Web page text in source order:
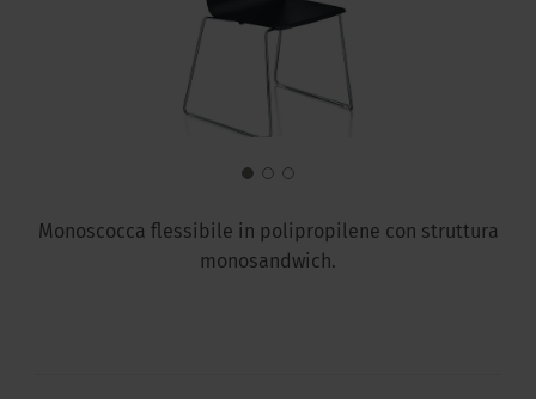
Monoscocca flessibile in polipropilene con struttura
monosandwich.